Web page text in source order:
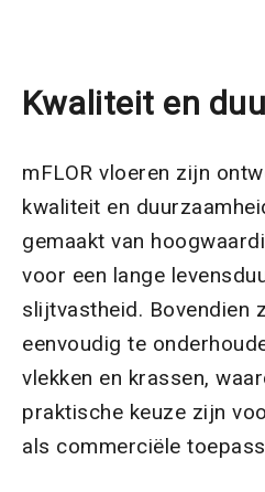
Kwaliteit en
mFLOR vloeren zijn
kwaliteit en
gemaakt van
voor een lange
slijtvastheid. Bovendien
eenvoudig te
vlekken en krassen,
praktische keuze zijn
als commerciële